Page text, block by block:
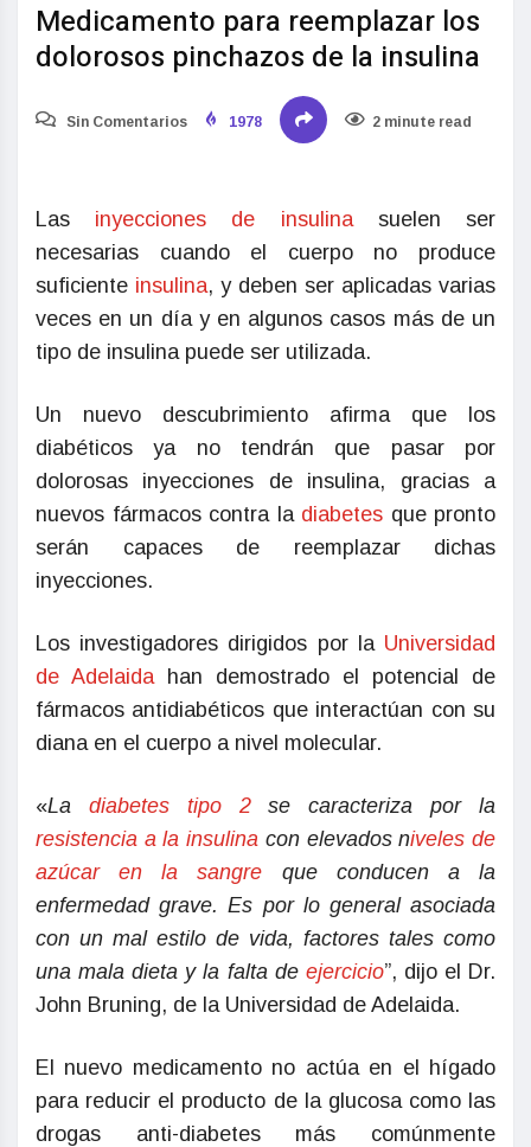
Medicamento para reemplazar los
dolorosos pinchazos de la insulina
Sin Comentarios 1978 2 minute read
Las inyecciones de insulinasuelen ser
necesarias cuando el cuerpo no produce
suficiente insulina, y deben ser aplicadas varias
veces en un día y en algunos casos más de un
tipo de insulina puede ser utilizada.
Un nuevo descubrimiento afirma que los
diabéticos ya no tendrán que pasar por
dolorosas inyecciones de insulina, gracias a
nuevos fármacos contra la diabetes que pronto
serán capaces de reemplazar dichas
inyecciones.
Los investigadores dirigidos por la Universidad
de Adelaidahan demostrado el potencial de
fármacos antidiabéticos que interactúan con su
diana en el cuerpo a nivel molecular.
«La diabetes tipo 2se caracteriza por la
resistencia a la insulina con elevados niveles de
azúcar en la sangre que conducen a la
enfermedad grave. Es por lo general asociada
con un mal estilo de vida, factores tales como
una mala dieta y la falta de ejercicio”, dijo el Dr.
John Bruning, de la Universidad de Adelaida.
El nuevo medicamento no actúa en el hígado
para reducir el producto de la glucosa como las
drogas anti-diabetes más comúnmente